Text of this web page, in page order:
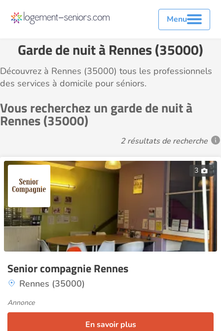
Menu
Garde de nuit à Rennes (35000)
Découvrez à Rennes (35000) tous les professionnels
des services à domicile pour séniors.
Vous recherchez un garde de nuit à
Rennes (35000)
2 résultats de recherche
3
Senior compagnie Rennes
Rennes (35000)
Annonce
En savoir plus